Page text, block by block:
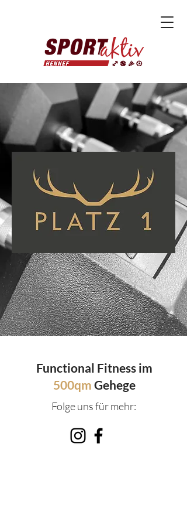
Functional Fitness im
500qm Gehege
Folge uns für mehr: